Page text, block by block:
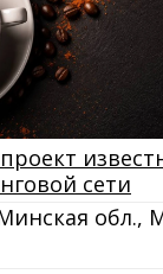
сети
обл.,